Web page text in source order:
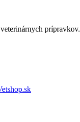
veterinárnych prípravkov.